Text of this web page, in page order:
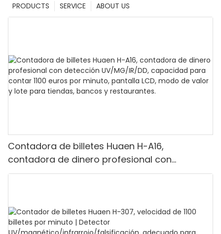
ABOUT US
SERVICE
PRODUCTS
Contadora de billetes Huaen H-A16,
contadora de dinero profesional con
detección UV/MG/IR/DD, capacidad para
restaurantes.